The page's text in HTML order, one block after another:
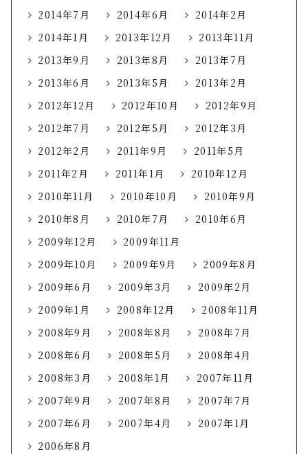
2014年7月
2014年6月
2014年2月
2014年1月
2013年12月
2013年11月
2013年9月
2013年8月
2013年7月
2013年6月
2013年5月
2013年2月
2012年12月
2012年10月
2012年9月
2012年7月
2012年5月
2012年3月
2012年2月
2011年9月
2011年5月
2011年2月
2011年1月
2010年12月
2010年11月
2010年10月
2010年9月
2010年8月
2010年7月
2010年6月
2009年12月
2009年11月
2009年10月
2009年9月
2009年8月
2009年6月
2009年3月
2009年2月
2009年1月
2008年12月
2008年11月
2008年9月
2008年8月
2008年7月
2008年6月
2008年5月
2008年4月
2008年3月
2008年1月
2007年11月
2007年9月
2007年8月
2007年7月
2007年6月
2007年4月
2007年1月
2006年8月